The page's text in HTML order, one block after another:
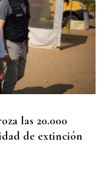
las 20.000
de extinción